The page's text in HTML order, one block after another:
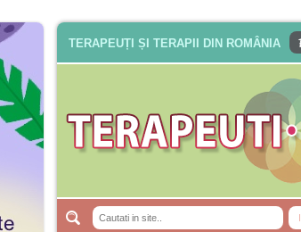
TERAPEUȚI ȘI TERAPII DIN ROMÂNIA